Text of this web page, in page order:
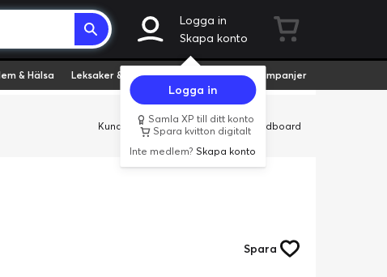
Logga in
Skapa konto
Logga in
Samla XP till ditt konto
Spara kvitton digitalt
Inte medlem?Skapa konto
& Hälsa Leksaker & Hobby Fyndvaror Kampanjer
Kundservice Butiker Företag Cardboard
Spara